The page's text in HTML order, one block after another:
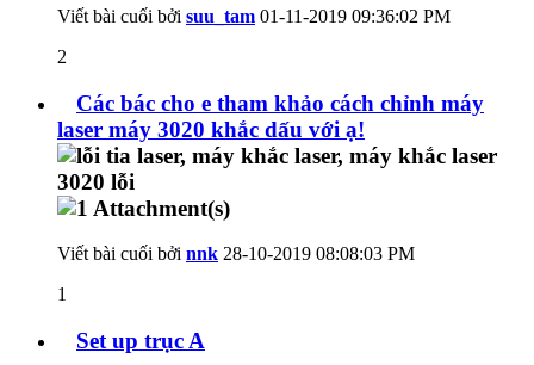
Viết bài cuối bởi suu_tam 01-11-2019 09:36:02 PM
2
Các bác cho e tham khảo cách chỉnh máy
laser máy 3020 khắc dấu với ạ!
Viết bài cuối bởi nnk 28-10-2019 08:08:03 PM
1
Set up trục A